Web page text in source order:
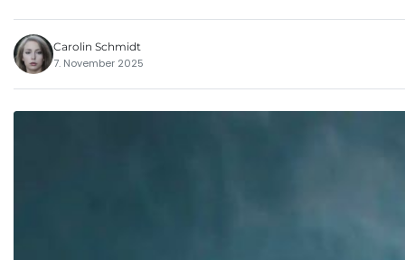
Carolin Schmidt
7. November 2025